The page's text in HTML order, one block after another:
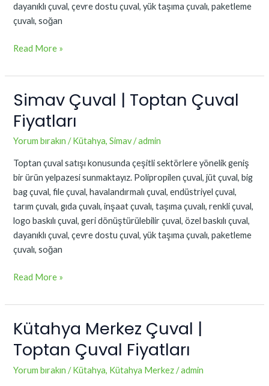
dayanıklı çuval, çevre dostu çuval, yük taşıma çuvalı, paketleme
çuvalı, soğan
Read More »
Simav Çuval | Toptan Çuval
Fiyatları
Yorum bırakın /Kütahya,Simav/admin
Toptan çuval satışı konusunda çeşitli sektörlere yönelik geniş
bir ürün yelpazesi sunmaktayız. Polipropilen çuval, jüt çuval, big
bag çuval, file çuval, havalandırmalı çuval, endüstriyel çuval,
tarım çuvalı, gıda çuvalı, inşaat çuvalı, taşıma çuvalı, renkli çuval,
logo baskılı çuval, geri dönüştürülebilir çuval, özel baskılı çuval,
dayanıklı çuval, çevre dostu çuval, yük taşıma çuvalı, paketleme
çuvalı, soğan
Simav
|
Toptan
Fiyatları
Read More »
Kütahya Merkez Çuval |
Toptan Çuval Fiyatları
Yorum bırakın /Kütahya, Kütahya Merkez/admin
Kütahya
Çuval
|